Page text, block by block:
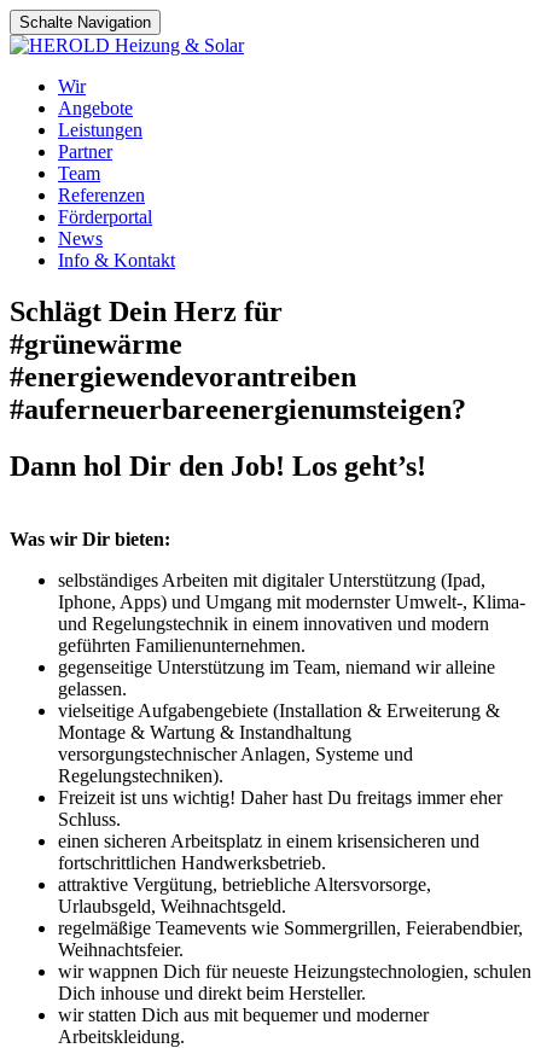
Schalte Navigation
Zum
Inhalt
springen
Wir
Angebote
Leistungen
Partner
Team
Referenzen
Förderportal
News
Info & Kontakt
Schlägt Dein Herz für
#grünewärme
#energiewendevorantreiben
#auferneuerbareenergienumsteigen?
Dann hol Dir den Job! Los geht’s!
Was wir Dir bieten:
selbständiges Arbeiten mit digitaler Unterstützung (Ipad,
Iphone, Apps) und Umgang mit modernster Umwelt-, Klima-
und Regelungstechnik in einem innovativen und modern
geführten Familienunternehmen.
gegenseitige Unterstützung im Team, niemand wir alleine
gelassen.
vielseitige Aufgabengebiete (Installation & Erweiterung &
Montage & Wartung & Instandhaltung
versorgungstechnischer Anlagen, Systeme und
Regelungstechniken).
Freizeit ist uns wichtig! Daher hast Du freitags immer eher
Schluss.
einen sicheren Arbeitsplatz in einem krisensicheren und
fortschrittlichen Handwerksbetrieb.
attraktive Vergütung, betriebliche Altersvorsorge,
Urlaubsgeld, Weihnachtsgeld.
regelmäßige Teamevents wie Sommergrillen, Feierabendbier,
Weihnachtsfeier.
wir wappnen Dich für neueste Heizungstechnologien, schulen
Dich inhouse und direkt beim Hersteller.
wir statten Dich aus mit bequemer und moderner
Arbeitskleidung.